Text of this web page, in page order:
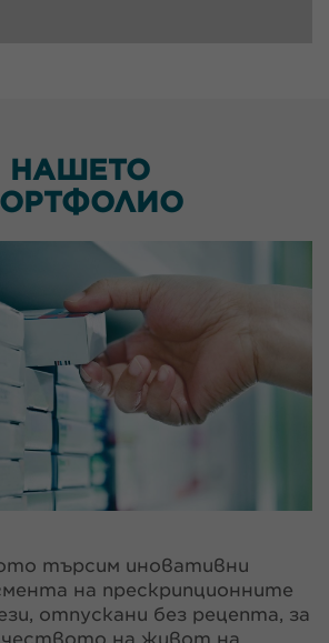
НАШЕТО
търсим иновативни
на прескрипционните
отпускани без рецепта, за
на живот на